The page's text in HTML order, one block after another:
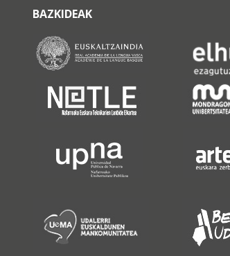
BAZKIDEAK